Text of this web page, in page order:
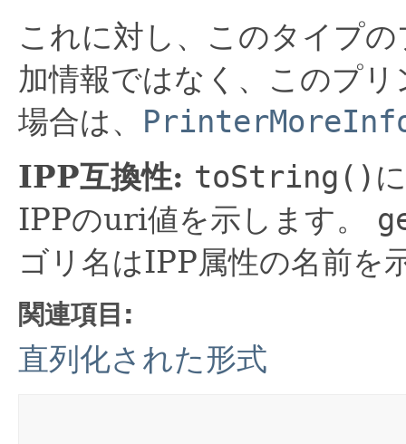
これに対し、このタイプ
加情報ではなく、このプ
場合は、
IPP互換性: toString()
IPPのuri値を示します。
ゴリ名はIPP属性の名前を
関連項目:
直列化された形式